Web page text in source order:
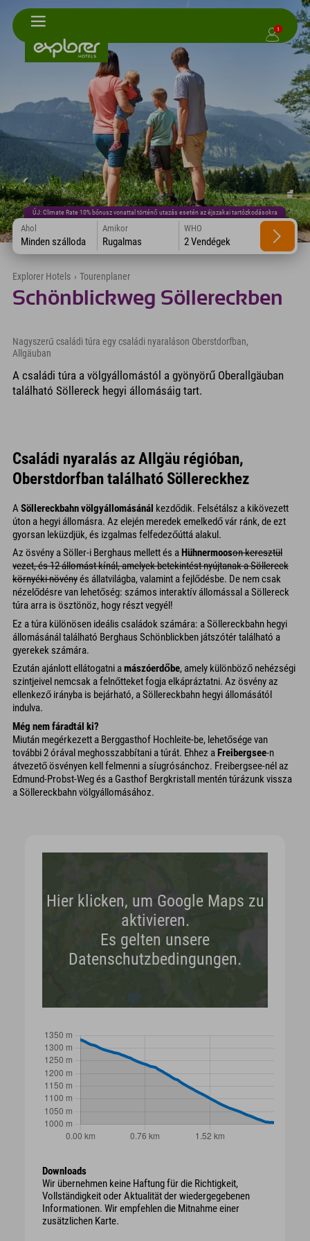
1
ÚJ: Climate Rate 10% bónusz vonattal történő utazás esetén az éjszakai tartózkodásokra
Ahol
Minden szálloda
Amikor
Rugalmas
WHO
2 Vendégek
Explorer Hotels › Tourenplaner
Schönblickweg Söllereckben
Nagyszerű családi túra egy családi nyaraláson Oberstdorfban,
Allgäuban
A családi túra a völgyállomástól a gyönyörű Oberallgäuban
található Söllereck hegyi állomásáig tart.
Családi nyaralás az Allgäu régióban,
Oberstdorfban található Söllereckhez
A Söllereckbahn völgyállomásánál kezdődik. Felsétálsz a kikövezett
úton a hegyi állomásra. Az elején meredek emelkedő vár ránk, de ezt
gyorsan leküzdjük, és izgalmas felfedezőúttá alakul.
Az ösvény a Söller-i Berghaus mellett és aHühnermooson keresztül
vezet, és 12 állomást kínál, amelyek betekintést nyújtanak a Söllereck
környéki növényés állatvilágba, valamint a fejlődésbe. De nem csak
nézelődésre van lehetőség: számos interaktív állomással a Söllereck
túra arra is ösztönöz, hogy részt vegyél!
Ez a túra különösen ideális családok számára: a Söllereckbahn hegyi
állomásánál található Berghaus Schönblickben játszótér található a
gyerekek számára.
Ezután ajánlott ellátogatni amászóerdőbe, amely különböző nehézségi
szintjeivel nemcsak a felnőtteket fogja elkápráztatni. Az ösvény az
ellenkező irányba is bejárható, a Söllereckbahn hegyi állomásától
indulva.
Még nem fáradtál ki?
Miután megérkezett a Berggasthof Hochleite-be, lehetősége van
további 2 órával meghosszabbítani a túrát. Ehhez aFreibergsee-n
átvezető ösvényen kell felmenni a síugrósánchoz. Freibergsee-nél az
Edmund-Probst-Weg és a Gasthof Bergkristall mentén túrázunk vissza
a Söllereckbahn völgyállomásához.
Hier klicken, um Google Maps zu
aktivieren.
Es gelten unsere
Datenschutzbedingungen.
Downloads
Wir übernehmen keine Haftung für die Richtigkeit,
Vollständigkeit oder Aktualität der wiedergegebenen
Informationen. Wir empfehlen die Mitnahme einer
zusätzlichen Karte.